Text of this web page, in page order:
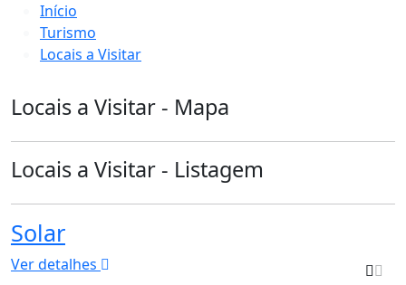
Início
Turismo
Locais a Visitar
Locais a Visitar - Mapa
Locais a Visitar - Listagem
Solar
Ver detalhes